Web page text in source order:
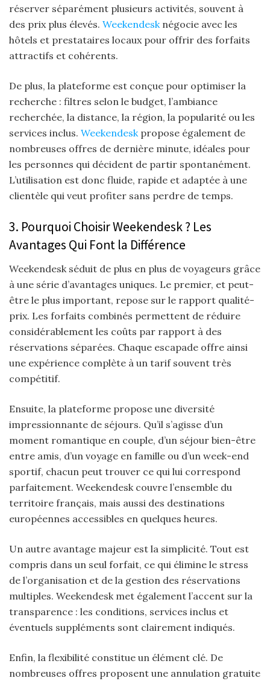
réserver séparément plusieurs activités, souvent à
des prix plus élevés. Weekendesknégocie avec les
hôtels et prestataires locaux pour offrir des forfaits
attractifs et cohérents.
De plus, la plateforme est conçue pour optimiser la
recherche : filtres selon le budget, l’ambiance
recherchée, la distance, la région, la popularité ou les
services inclus. Weekendeskpropose également de
nombreuses offres de dernière minute, idéales pour
les personnes qui décident de partir spontanément.
L’utilisation est donc fluide, rapide et adaptée à une
clientèle qui veut profiter sans perdre de temps.
3. Pourquoi Choisir Weekendesk ? Les
Avantages Qui Font la Différence
Weekendesk séduit de plus en plus de voyageurs grâce
à une série d’avantages uniques. Le premier, et peut-
être le plus important, repose sur le rapport qualité-
prix. Les forfaits combinés permettent de réduire
considérablement les coûts par rapport à des
réservations séparées. Chaque escapade offre ainsi
une expérience complète à un tarif souvent très
compétitif.
Ensuite, la plateforme propose une diversité
impressionnante de séjours. Qu’il s’agisse d’un
moment romantique en couple, d’un séjour bien-être
entre amis, d’un voyage en famille ou d’un week-end
sportif, chacun peut trouver ce qui lui correspond
parfaitement. Weekendesk couvre l’ensemble du
territoire français, mais aussi des destinations
européennes accessibles en quelques heures.
Un autre avantage majeur est la simplicité. Tout est
compris dans un seul forfait, ce qui élimine le stress
de l’organisation et de la gestion des réservations
multiples. Weekendesk met également l’accent sur la
transparence : les conditions, services inclus et
éventuels suppléments sont clairement indiqués.
Enfin, la flexibilité constitue un élément clé. De
nombreuses offres proposent une annulation gratuite